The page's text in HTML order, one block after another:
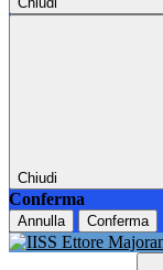
Chiudi
Conferma
Annulla Conferma